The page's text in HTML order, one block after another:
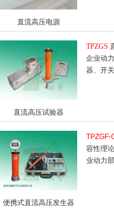
直流高压电源
直流高压试验器
TPZGS
企业动
器、开
便携式直流高压发生器
TPZGF-
容性理
业动力